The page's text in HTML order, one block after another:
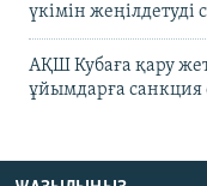
үкімін жеңілдетуді
АҚШ Кубаға қару
ұйымдарға санкция